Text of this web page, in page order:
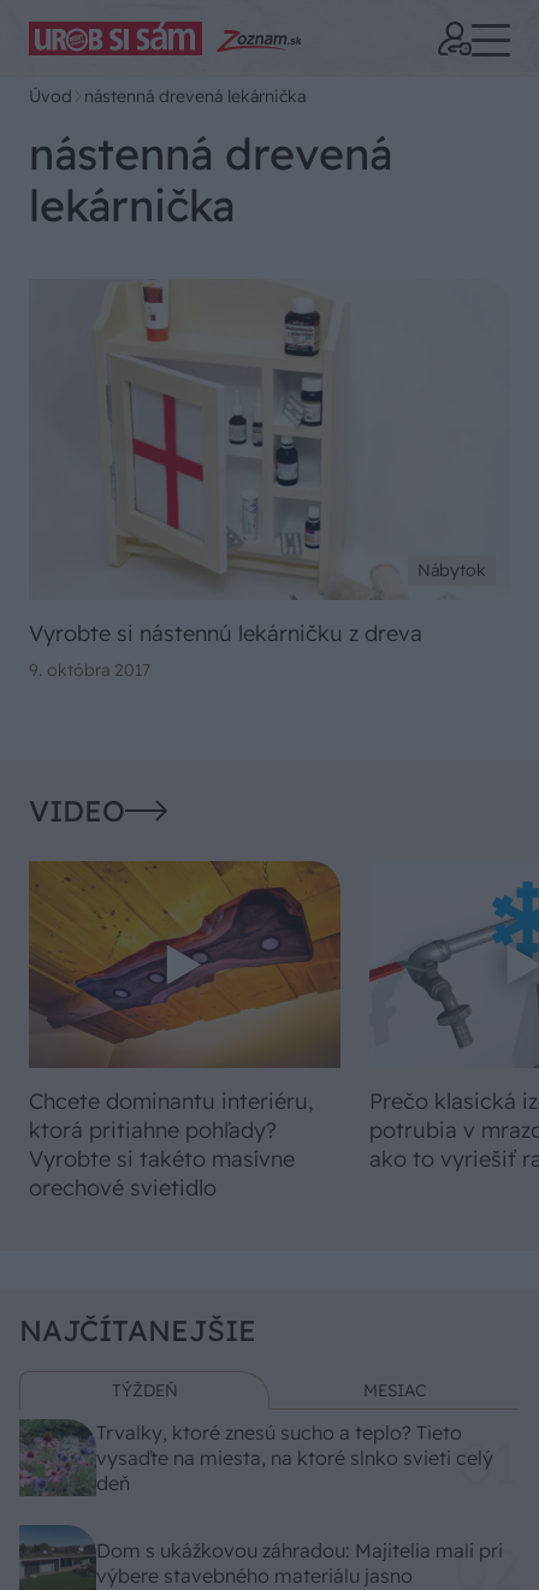
Úvod nástenná drevená lekárnička
nástenná drevená
lekárnička
Nábytok
Vyrobte si nástennú lekárničku z dreva
9. októbra 2017
VIDEO
Chcete dominantu interiéru,
ktorá pritiahne pohľady?
Vyrobte si takéto masívne
orechové svietidlo
Prečo klasická
potrubia v
ako to vyriešiť
NAJČÍTANEJŠIE
TÝŽDEŇ MESIAC
Trvalky, ktoré znesú sucho a teplo? Tieto
vysaďte na miesta, na ktoré slnko svieti celý
deň
Dom s ukážkovou záhradou: Majitelia mali pri
výbere stavebného materiálu jasno